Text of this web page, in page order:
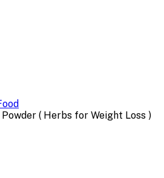
( Herbs for Weight Loss )